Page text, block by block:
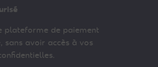
plateforme de paiement
sans avoir accès à vos